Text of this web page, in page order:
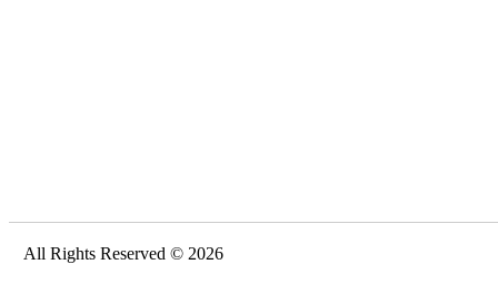
All Rights Reserved © 2026